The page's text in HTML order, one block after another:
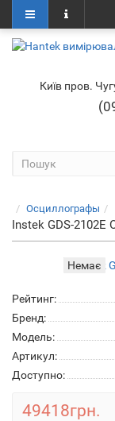
Київ пров.
Осциллографы
Instek GDS-
Немає
Рейтинг:
Бренд:
Модель:
Артикул:
Доступно:
49418грн.